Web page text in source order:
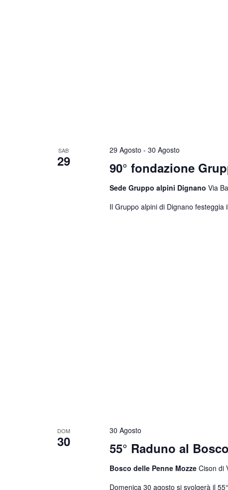
SAB
29 90° fondazione
29 Agosto - 30 Agosto
Sede Gruppo alpini Dignano Via
Il Gruppo alpini di Dignano festeggia
DOM
30 55° Raduno al
30 Agosto
Bosco delle Penne Mozze Cison di
Domenica 30 agosto si svolgerà il